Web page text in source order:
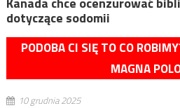
dotyczące sodomii
PODOBA CI SIĘ TO CO
MAGNA
10 grudnia 2025